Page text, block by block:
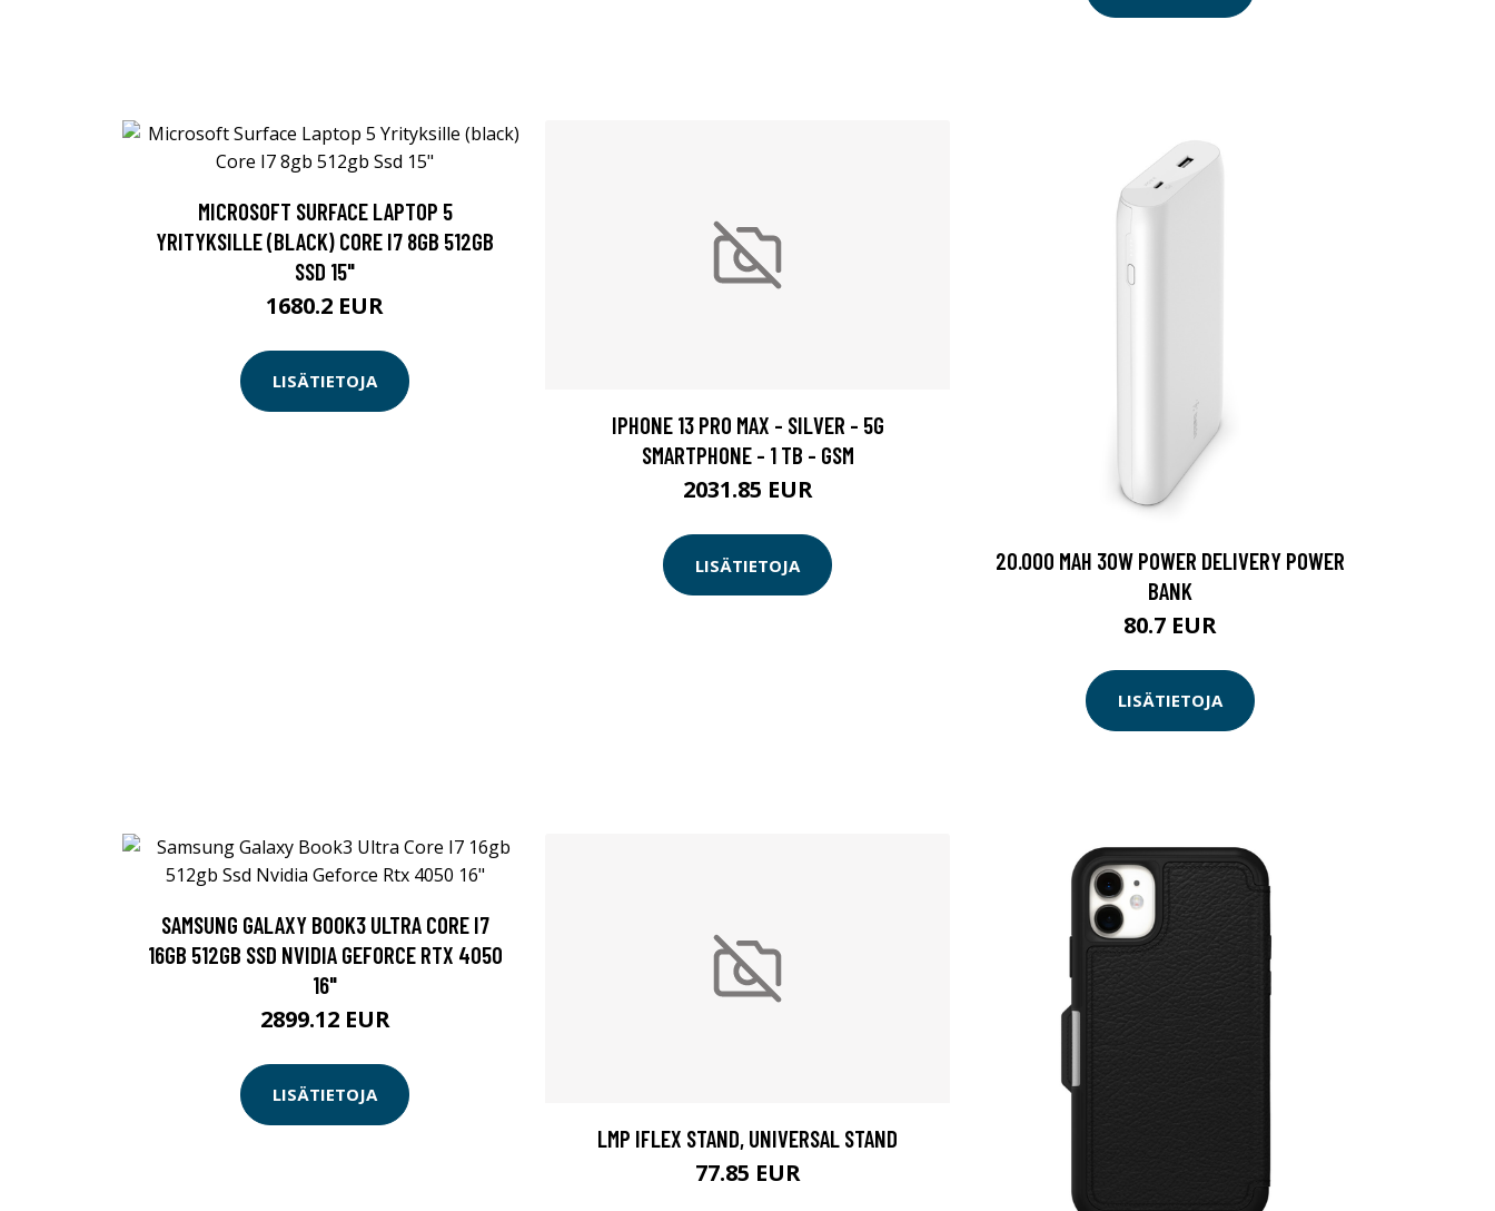
MICROSOFT SURFACE LAPTOP 5
YRITYKSILLE (BLACK) CORE I7 8GB 512GB
SSD 15"
1680.2 EUR
LISÄTIETOJA
IPHONE 13 PRO MAX - SILVER - 5G
SMARTPHONE - 1 TB - GSM
2031.85 EUR
LISÄTIETOJA
20.000 MAH 30W POWER DELIVERY POWER
BANK
80.7 EUR
LISÄTIETOJA
SAMSUNG GALAXY BOOK3 ULTRA CORE I7
16GB 512GB SSD NVIDIA GEFORCE RTX 4050
16"
2899.12 EUR
LISÄTIETOJA
LMP IFLEX STAND, UNIVERSAL STAND
77.85 EUR